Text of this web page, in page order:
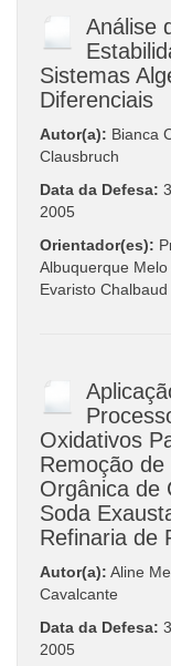
Análise
Sistemas
Diferenciais
Autor(a): Bianca
Clausbruch
Data da Defesa:
2005
Orientador(es):
Albuquerque Melo
Evaristo
Oxidativos
Remoção
Orgânica de
Soda
Refinaria de
Autor(a): Aline
Cavalcante
Data da Defesa:
2005